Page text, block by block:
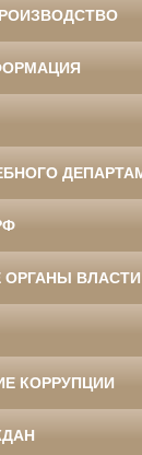
ВЛАСТИ
КОРРУПЦИИ